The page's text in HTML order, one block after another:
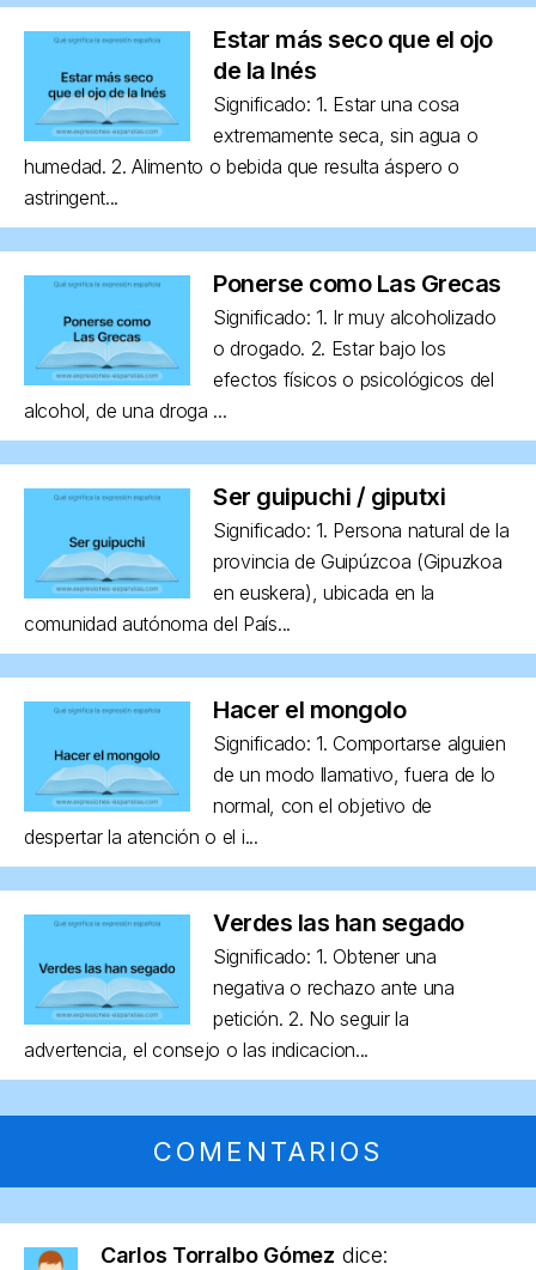
Estar más seco que el ojo
de la Inés
Significado: 1. Estar una cosa
extremamente seca, sin agua o
humedad. 2. Alimento o bebida que resulta áspero o
astringent...
Ponerse como Las Grecas
Significado: 1. Ir muy alcoholizado
o drogado. 2. Estar bajo los
efectos físicos o psicológicos del
alcohol, de una droga ...
Ser guipuchi / giputxi
Significado: 1. Persona natural de la
provincia de Guipúzcoa (Gipuzkoa
en euskera), ubicada en la
comunidad autónoma del País...
Hacer el mongolo
Significado: 1. Comportarse alguien
de un modo llamativo, fuera de lo
normal, con el objetivo de
despertar la atención o el i...
Verdes las han segado
Significado: 1. Obtener una
negativa o rechazo ante una
petición. 2. No seguir la
advertencia, el consejo o las indicacion...
COMENTARIOS
Carlos Torralbo Gómez dice: